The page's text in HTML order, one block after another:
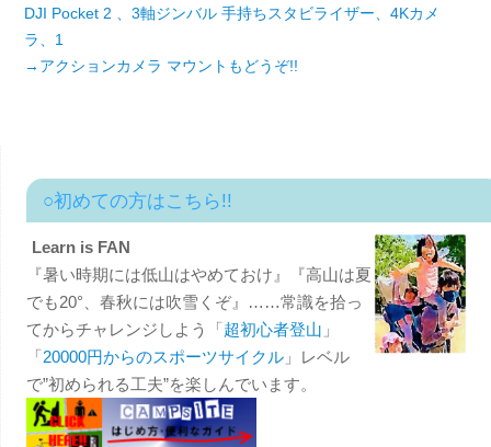
DJI Pocket 2 、3軸ジンバル 手持ちスタビライザー、4Kカメ
ラ、1
→アクションカメラ マウントもどうぞ!!
○初めての方はこちら!!
Learn is FAN
『暑い時期には低山はやめておけ』『高山は夏
でも20°、春秋には吹雪くぞ』……常識を拾っ
てからチャレンジしよう「超初心者登山 」
「20000円からのスポーツサイクル」レベル
で”初められる工夫”を楽しんでいます。